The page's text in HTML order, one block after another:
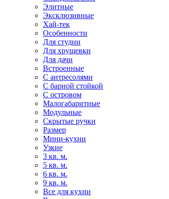
Элитные
Эксклюзивные
Хай-тек
Особенности
Для студии
Для хрущевки
Для дачи
Встроенные
С антресолями
С барной стойкой
С островом
Малогабаритные
Модульные
Скрытые ручки
Размер
Мини-кухни
Узкие
3 кв. м.
5 кв. м.
6 кв. м.
9 кв. м.
Все для кухни